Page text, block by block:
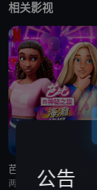
相关影视
公告